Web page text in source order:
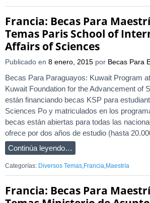
Francia: Becas Para
Temas Paris School of
Affairs of Sciences
Publicado en 8 enero, 2015 por Becas Para
Becas Para Paraguayos: Kuwait Program
Kuwait Foundation for the Advancement of
están financiando becas KSP para
Sciences Po y matriculados en los
becas están abiertas para todas las
ofrece por dos años de estudio (hasta
Continúa leyendo…
Categorías: Diversos Temas,Francia,Maestría
Francia: Becas Para